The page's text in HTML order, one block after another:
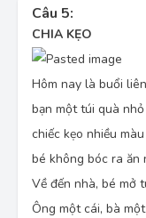
Câu 5:
CHIA KẸO
Hôm nay là buổi
bạn một túi quà
chiếc kẹo nhiều
bé không bóc ra ăn
Về đến nhà, bé mở
Ông một cái, bà